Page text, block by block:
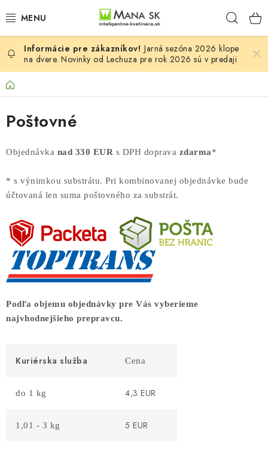
na
VŠETKY MODELY LECHUZA
NOVINKY LECHUZA
STOLOVÉ KVETINÁČE LECHUZA
COLOR
PALO
COTTAGE
O nás Obchodné podmienky Poštovné
Veľkoobchod
Ochrana osobných údajov
Kontakt
Jarná sezóna 2026 klope
na dvere. Novinky od Lechuza pre rok 2026 sú v predaji
Domov
Poštovné
Objednávka nad 330 EUR s DPH doprava zdarma*
* s výnimkou substrátu. Pri kombinovanej objednávke bude
účtovaná len suma poštovného za substrát.
Podľa objemu objednávky pre Vás vyberieme
najvhodnejšieho prepravcu.
Kuriérska služba Cena
do 1 kg 4,3 EUR
1,01 - 3 kg 5 EUR